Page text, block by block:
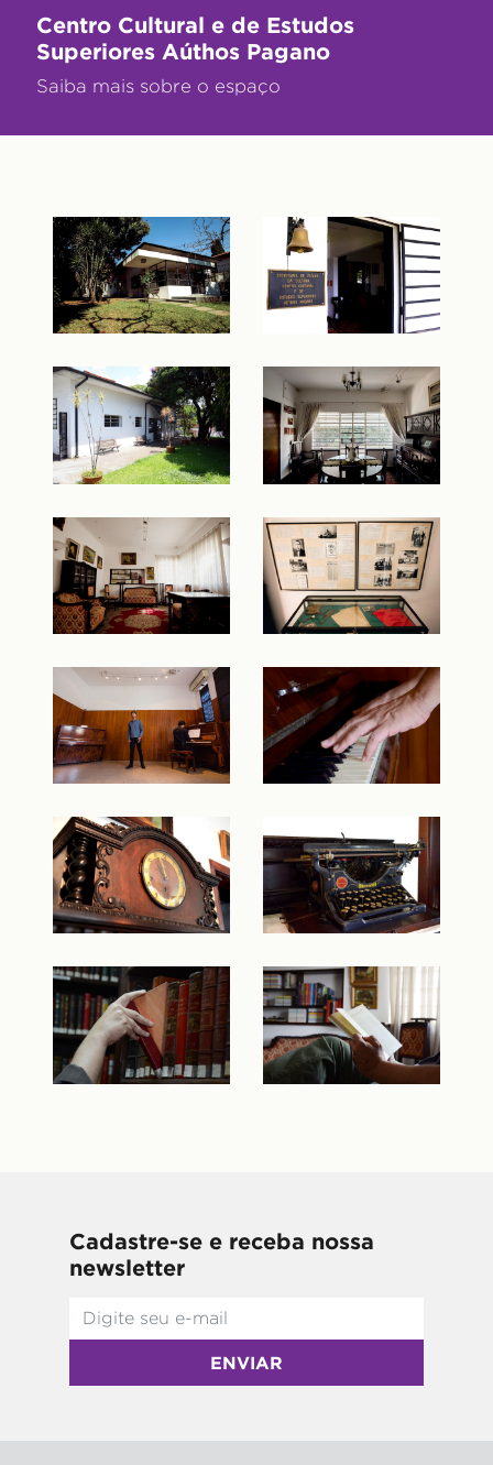
Centro Cultural e de Estudos
Superiores Aúthos Pagano
Saiba mais sobre o espaço
Cadastre-se e receba nossa
newsletter
ENVIAR